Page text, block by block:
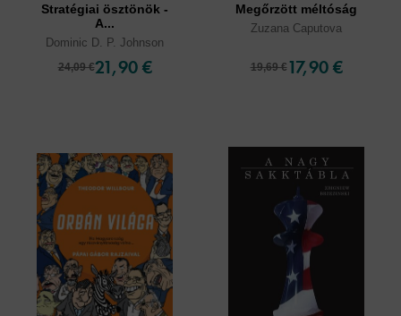
Stratégiai ösztönök -
A...
Dominic D. P. Johnson
24,09 €21,90 €
Megőrzött méltóság
Zuzana Caputova
19,69 € 17,90 €